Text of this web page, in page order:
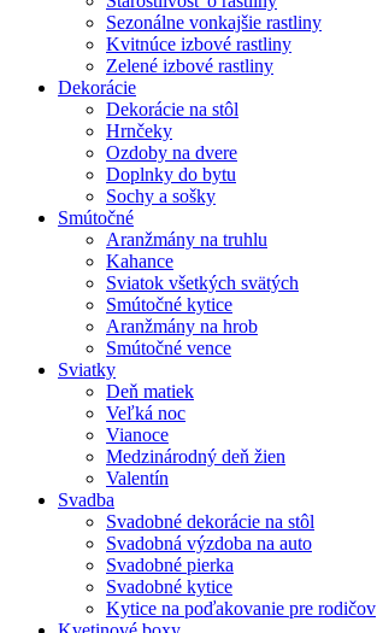
Sezonálne vonkajšie rastliny
Kvitnúce izbové rastliny
Zelené izbové rastliny
Dekorácie
Dekorácie na stôl
Hrnčeky
Ozdoby na dvere
Doplnky do bytu
Sochy a sošky
Smútočné
Aranžmány na truhlu
Kahance
Sviatok všetkých svätých
Smútočné kytice
Aranžmány na hrob
Smútočné vence
Sviatky
Deň matiek
Veľká noc
Vianoce
Medzinárodný deň žien
Valentín
Svadba
Svadobné dekorácie na stôl
Svadobná výzdoba na auto
Svadobné pierka
Svadobné kytice
Kytice na poďakovanie pre rodičov